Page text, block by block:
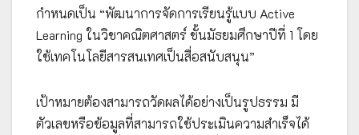
กำหนดเป็น “พัฒนาการจัดการเรียนรู้แบบ Active
Learning ในวิชาคณิตศาสตร์ ชั้นมัธยมศึกษาปีที่ 1 โดย
ใช้เทคโนโลยีสารสนเทศเป็นสื่อสนับสนุน”
เป้าหมายต้องสามารถวัดผลได้อย่างเป็นรูปธรรม มี
ตัวเลขหรือข้อมูลที่สามารถใช้ประเมินความสำเร็จได้